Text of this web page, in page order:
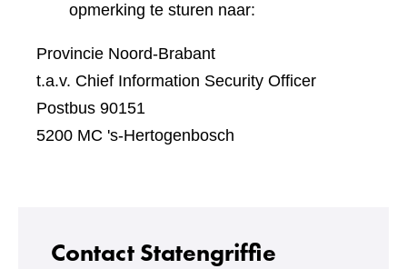
opmerking te sturen naar:
Provincie Noord-Brabant
t.a.v. Chief Information Security Officer
Postbus 90151
5200 MC 's-Hertogenbosch
Contact Statengriffie